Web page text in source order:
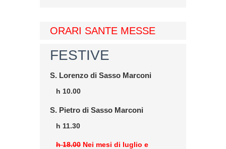
ORARI SANTE MESSE
FESTIVE
S. Lorenzo di Sasso Marconi
h 10.00
S. Pietro di Sasso Marconi
h 11.30
h 18.00 Nei mesi di luglio e